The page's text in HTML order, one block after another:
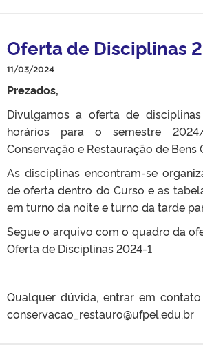
Oferta de Disciplinas
11/03/2024
Prezados,
Divulgamos a oferta de
horários para o semestre
Conservação e Restauração de Bens
As disciplinas encontram-se
de oferta dentro do Curso e as
em turno da noite e turno da tarde
Segue o arquivo com o quadro da
Oferta de Disciplinas 2024-1
Qualquer dúvida, entrar em
conservacao_restauro@ufpel.edu.br